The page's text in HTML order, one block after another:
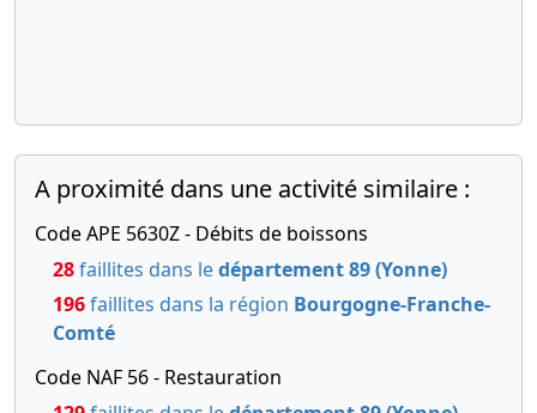
A proximité dans une activité similaire :
Code APE 5630Z - Débits de boissons
28faillites dans ledépartement 89 (Yonne)
196faillites dans la région Bourgogne-Franche-
Comté
Code NAF 56 - Restauration